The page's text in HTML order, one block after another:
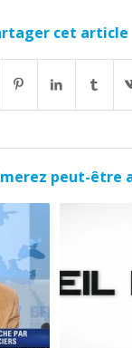
cet article
peut-être